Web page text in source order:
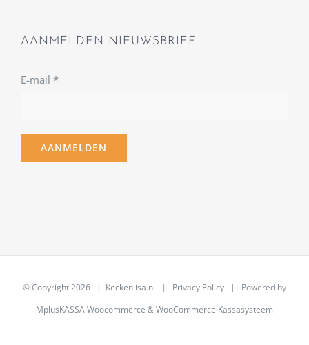
AANMELDEN NIEUWSBRIEF
E-mail *
© Copyright2026 | Keckenlisa.nl | Privacy Policy | Powered by
MplusKASSA Woocommerce &WooCommerce Kassasysteem